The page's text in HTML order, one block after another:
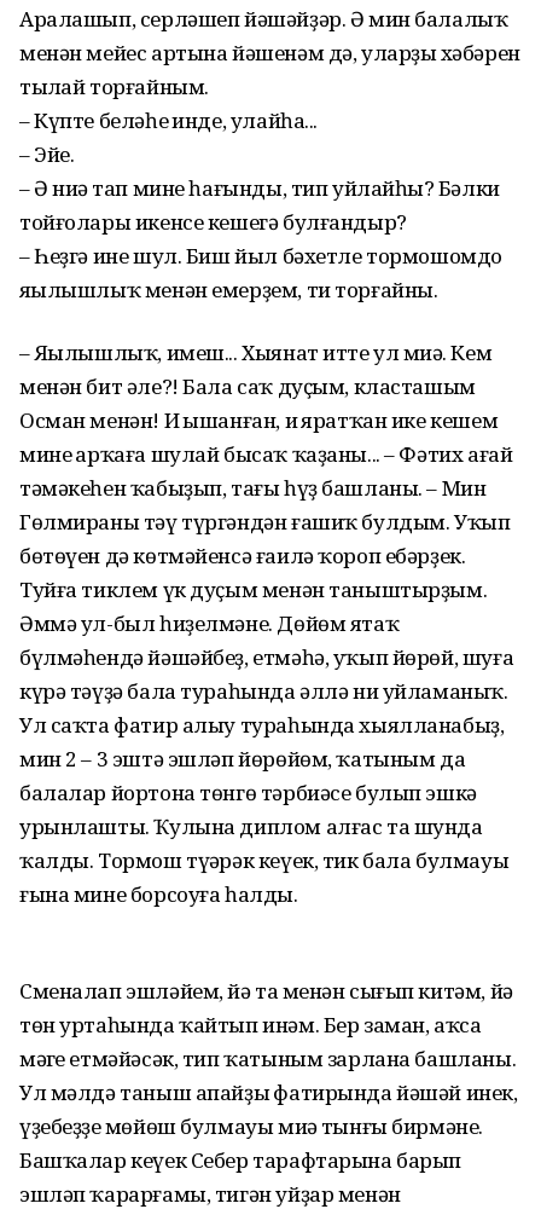
Аралашып, серләшеп йәшәйҙәр. Ә мин балалыҡ
менән мейес артына йәшенәм дә, уларҙың хәбәрен
тыңлай торғайным.
– Күпте беләһең инде, улайһа...
– Эйе.
– Ә ниңә тап мине һағынды, тип уйлайһың? Бәлки
тойғолары икенсе кешегә булғандыр?
– Һеҙгә ине шул. Биш йыл бәхетле тормошомдо
яңылышлыҡ менән емерҙем, ти торғайны.
– Яңылышлыҡ, имеш... Хыянат итте ул миңә. Кем
менән бит әле?! Бала саҡ дуҫым, класташым
Осман менән! Иң ышанған, иң яратҡан ике кешем
минең арҡаға шулай бысаҡ ҡаҙаны... – Фәтих ағай
тәмәкеһен ҡабыҙып, тағы һүҙ башланы. – Мин
Гөлмираны тәү түргәндән ғашиҡ булдым. Уҡып
бөтөүен дә көтмәйенсә ғаилә ҡороп ебәрҙек.
Туйға тиклем үк дуҫым менән таныштырҙым.
Әммә ул-был һиҙелмәне. Дөйөм ятаҡ
бүлмәһендә йәшәйбеҙ, етмәһә, уҡып йөрөй, шуға
күрә тәүҙә бала тураһында әллә ни уйламаныҡ.
Ул саҡта фатир алыу тураһында хыялланабыҙ,
мин 2 – 3 эштә эшләп йөрөйөм, ҡатыным да
балалар йортона төнгө тәрбиәсе булып эшкә
урынлашты. Ҡулына диплом алғас та шунда
ҡалды. Тормош түңәрәк кеүек, тик бала булмауы
ғына мине борсоуға һалды.
Сменалап эшләйем, йә таң менән сығып китәм, йә
төн уртаһында ҡайтып инәм. Бер заман, аҡса
мәңге етмәйәсәк, тип ҡатыным зарлана башланы.
Ул мәлдә таныш апайҙың фатирында йәшәй инек,
үҙебеҙҙең мөйөш булмауы миңә тынғы бирмәне.
Башҡалар кеүек Себер тарафтарына барып
эшләп ҡарарғамы, тигән уйҙар менән